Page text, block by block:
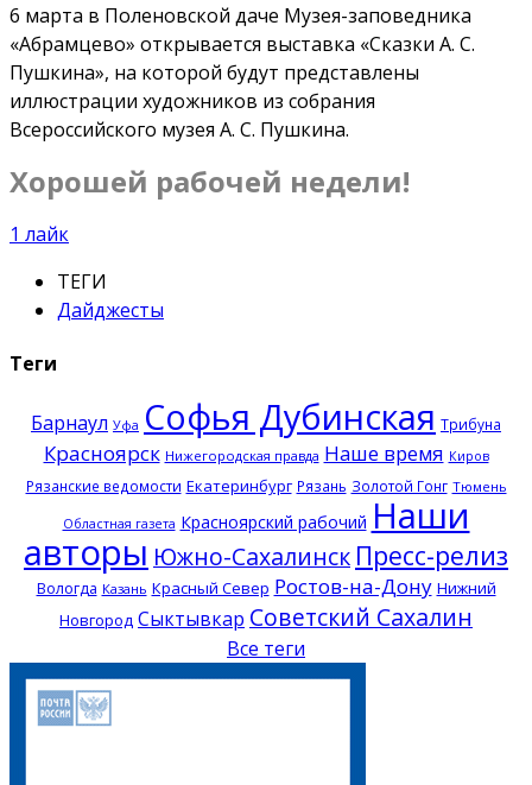
6 марта в Поленовской даче Музея-заповедника
«Абрамцево» открывается выставка «Сказки А. С.
Пушкина», на которой будут представлены
иллюстрации художников из собрания
Всероссийского музея А. С. Пушкина.
Хорошей рабочей недели!
1 лайк
ТЕГИ
Дайджесты
Теги
Барнаул Уфа Софья Дубинская Трибуна
Красноярск Нижегородская правда Наше время Киров
Рязанские ведомости Екатеринбург Рязань Золотой Гонг Тюмень
Областная газета Красноярский рабочий Наши
авторы Южно-Сахалинск Пресс-релиз
Вологда Казань Красный Север Ростов-на-Дону Нижний
Новгород Сыктывкар Советский Сахалин
Все теги